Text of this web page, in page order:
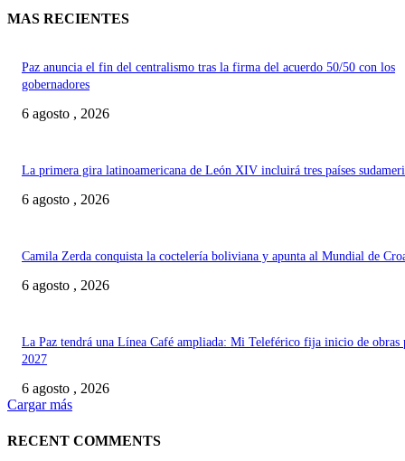
MAS RECIENTES
Paz anuncia el fin del centralismo tras la firma del acuerdo 50/50 con los
gobernadores
6 agosto , 2026
La primera gira latinoamericana de León XIV incluirá tres países
6 agosto , 2026
Camila Zerda conquista la coctelería boliviana y apunta al Mundial de
6 agosto , 2026
La Paz tendrá una Línea Café ampliada: Mi Teleférico fija inicio de obras
2027
6 agosto , 2026
Cargar más
RECENT COMMENTS